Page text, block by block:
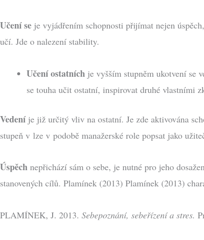
Učení se je vyjádřením schopnosti přijímat nejen
učí. Jde o nalezení stability.
Učení ostatních je vyšším stupněm ukotvení se
se touha učit ostatní, inspirovat druhé vlastními
Vedení je již určitý vliv na ostatní. Je zde aktivována
stupeň v lze v podobě manažerské role popsat jako
Úspěch nepřichází sám o sebe, je nutné pro jeho
stanovených cílů. Plamínek (2013) Plamínek (2013)
PLAMÍNEK, J. 2013. Sebepoznání, sebeřízení a stres.